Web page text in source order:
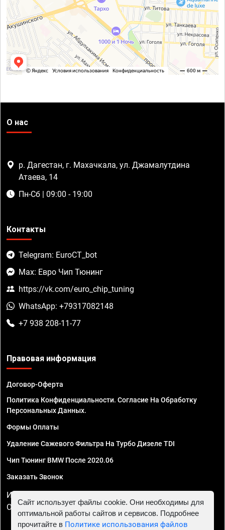
О нас
р. Дагестан, г. Махачкала, ул. Джамалутдина
Атаева, 14
Пн-Сб | 09:00 - 19:00
Контакты
Telegram: EuroCT_bot
Max: Евро Чип Тюнинг
https://vk.com/euro_chip_tuning
WhatsApp: +79317082148
+7 938 208-11-77
Правовая информация
Договор-Оферта
Политика Конфиденциальности. Согласие На Обработку
Персональных Данных.
Формы Оплаты
Удаление Сажевого Фильтра На Турбо Дизеле TDI
Чип Тюнинг BMW После 2020.06
Заказать Звонок
ИП Смирнов Георгий Павлович. ИНН 781302555843,
ОГРНИП 324470400032610
Сайт использует файлы cookie. Они необходимы для
оптимальной работы сайтов и сервисов. Подробнее
прочитайте в Политике использования файлов